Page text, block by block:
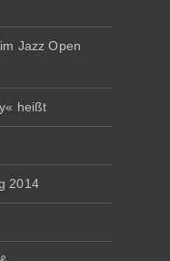
Jazz Open
heißt
2014